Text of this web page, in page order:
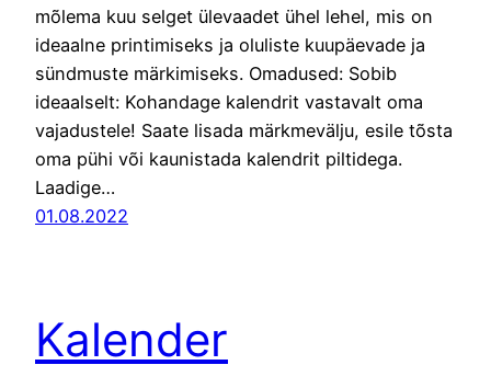
mõlema kuu selget ülevaadet ühel lehel, mis on
ideaalne printimiseks ja oluliste kuupäevade ja
sündmuste märkimiseks. Omadused: Sobib
ideaalselt: Kohandage kalendrit vastavalt oma
vajadustele! Saate lisada märkmevälju, esile tõsta
oma pühi või kaunistada kalendrit piltidega.
Laadige…
01.08.2022
Kalender